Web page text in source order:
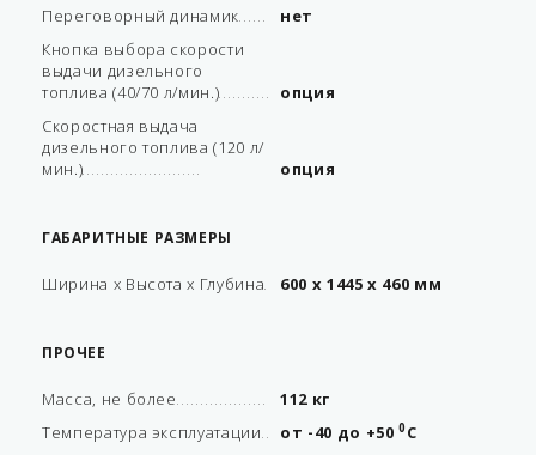
Переговорный динамик
нет
Кнопка выбора скорости
выдачи дизельного
топлива (40/70 л/мин.)
опция
Скоростная выдача
дизельного топлива (120 л/
мин.)
опция
ГАБАРИТНЫЕ РАЗМЕРЫ
Ширина х Высота х Глубина 600 х 1445 х 460 мм
ПРОЧЕЕ
Масса, не более
112 кг
Температура эксплуатации
от -40 до +500С